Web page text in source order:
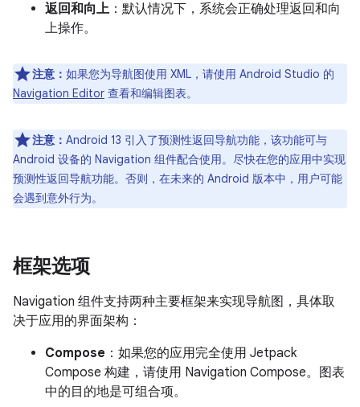
返回和向上 ：默认情况下，系统会正确处理返回和向
上操作。
注意： 如果您为导航图使用 XML，请使用 Android Studio 的
Navigation Editor 查看和编辑图表。
注意： Android 13 引入了预测性返回导航功能，该功能可与
Android 设备的 Navigation 组件配合使用。尽快在您的应用中实现
预测性返回导航功能。否则，在未来的 Android 版本中，用户可能
会遇到意外行为。
框架选项
Navigation 组件支持两种主要框架来实现导航图，具体取
决于应用的界面架构：
Compose ：如果您的应用完全使用 Jetpack
Compose 构建，请使用 Navigation Compose。图表
中的目的地是可组合项。